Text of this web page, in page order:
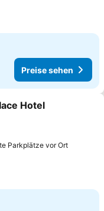
Preise sehen
hinzufügen
Hotel
Parkplätze vor Ort